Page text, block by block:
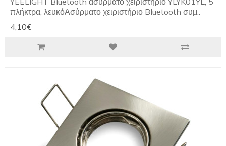
πλήκτρα, λευκόΑσύρματο χειριστήριο Bluetooth συμ..
4,10€